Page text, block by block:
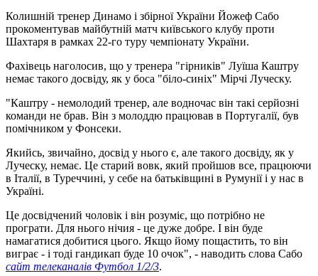
Колишній тренер Динамо і збірної України Йожеф Сабо
прокоментував майбутній матч київського клубу проти
Шахтаря в рамках 22-го туру чемпіонату України.
Фахівець наголосив, що у тренера "гірників" Луїша Каштру
немає такого досвіду, як у боса "біло-синіх" Мірчі Луческу.
"Каштру - немолодий тренер, але водночас він такі серйозні
команди не брав. Він з молоддю працював в Португалії, був
помічником у Фонсеки.
Якийсь, звичайно, досвід у нього є, але такого досвіду, як у
Луческу, немає. Це старий вовк, який пройшов все, працюючи
в Італії, в Туреччині, у себе на батьківщині в Румунії і у нас в
Україні.
Це досвідчений чоловік і він розуміє, що потрібно не
програти. Для нього нічия - це дуже добре. І він буде
намагатися добитися цього. Якщо йому пощастить, то він
виграє - і тоді гандикап буде 10 очок", - наводить слова Сабо
сайт телеканалів Футбол 1/2/3.